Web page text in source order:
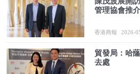
管理協會推
香港商報 2026-
貿發局：哈
去處